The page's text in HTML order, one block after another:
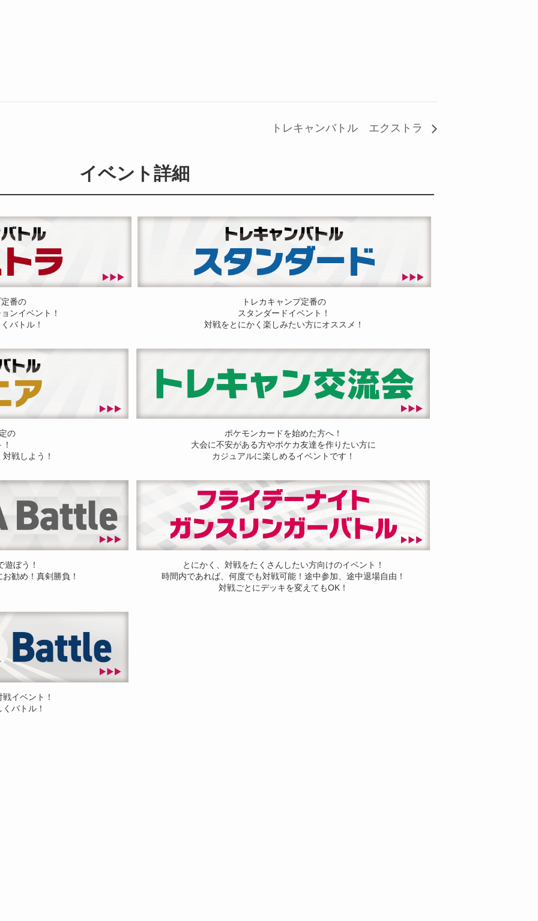
トレキャンバトル エクストラ
イベント詳細
番の
ンイベント！
バトル！
トレカキャンプ定番の
スタンダードイベント！
対戦をとにかく楽しみたい方にオススメ！
の
戦しよう！
ポケモンカードを始めた方へ！
大会に不安がある方やポケカ友達を作りたい方に
カジュアルに楽しめるイベントです！
遊ぼう！
勧め！真剣勝負！
とにかく、対戦をたくさんしたい方向けのイベント！
時間内であれば、何度でも対戦可能！途中参加、途中退場自由！
対戦ごとにデッキを変えてもOK！
イベント！
バトル！